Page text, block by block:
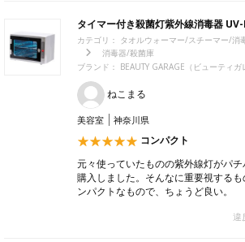
タイマー付き殺菌灯紫外線消毒器
カテゴリ： タオルウォーマー/スチーマー/消
消毒器/殺菌庫
ブランド： BEAUTY GARAGE（ビューティガ
ねこまる
美容室 神奈川県
コンパクト
元々使っていたものの紫外線灯がパ
購入しました。そんなに重要視する
ンパクトなもので、ちょうど良い。
違